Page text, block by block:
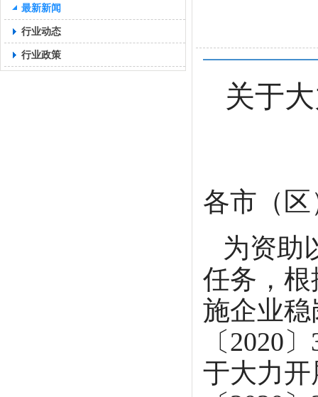
最新新闻
行业动态
行业政策
关于
各市（
为资助
任务，
施企业
〔2020
于大力